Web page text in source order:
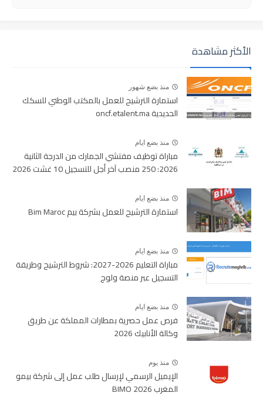
الأكثر مشاهدة
منذ بضع شهور
استمارة الترشيح للعمل بالمكتب الوطني للسكك
الحديدية oncf.etalent.ma
منذ بضع ايام
مباراة توظيف مفتشي الجمارك من الدرجة الثانية
2026: 250 منصب آخر أجل للتسجيل 10 غشت 2026
منذ بضع ايام
استمارة الترشيح للعمل بشركة بيم Bim Maroc
منذ بضع ايام
مباراة التعليم 2026-2027: شروط الترشيح وطريقة
التسجيل عبر منصة ولوج
منذ بضع ايام
فرص عمل حصرية بمطارات المملكة عن طريق
وكالة الأنابيك 2026
منذ يوم
الإيميل الرسمي لإرسال طلب عمل إلى شركة بيمو
المغرب BIMO 2026